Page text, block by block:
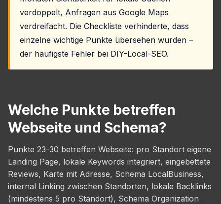
verdoppelt, Anfragen aus Google Maps
verdreifacht. Die Checkliste verhinderte, dass
einzelne wichtige Punkte übersehen wurden –
der häufigste Fehler bei DIY-Local-SEO.
Welche Punkte betreffen
Webseite und Schema?
Punkte 23-30 betreffen Webseite: pro Standort eigene
Landing Page, lokale Keywords integriert, eingebettete
Reviews, Karte mit Adresse, Schema LocalBusiness,
internal Linking zwischen Standorten, lokale Backlinks
(mindestens 5 pro Standort), Schema Organization